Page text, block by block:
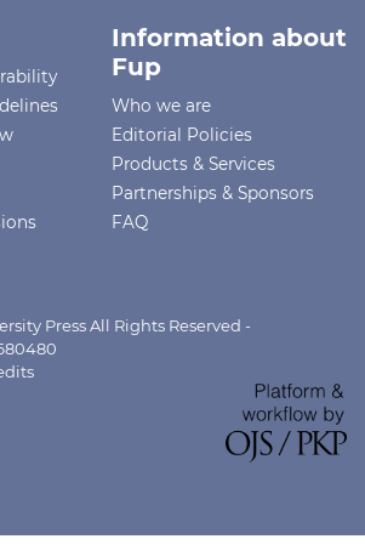
Information about
Fup
Who we are
Editorial Policies
Products & Services
Partnerships & Sponsors
FAQ
Press All Rights Reserved -